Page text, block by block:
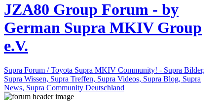
JZA80 Group Forum - by
German Supra MKIV Group
e.V.
Supra Forum / Toyota Supra MKIV Community! - Supra Bilder,
Supra Wissen, Supra Treffen, Supra Videos, Supra Blog, Supra
News, Supra Community Deutschland